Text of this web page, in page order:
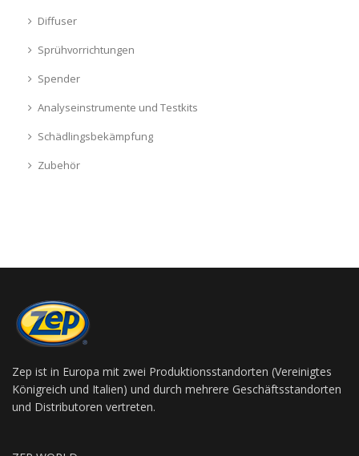
Diffuser
Sprühvorrichtungen
Spender
Analyseinstrumente und Testkits
Schädlingsbekämpfung
Zubehör
Zep ist in Europa mit zwei Produktionsstandorten (Vereinigtes
Königreich und Italien) und durch mehrere Geschäftsstandorten
und Distributoren vertreten.